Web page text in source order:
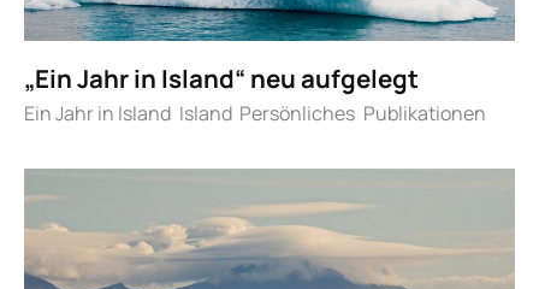
„Ein Jahr in Island“ neu aufgelegt
Ein Jahr in Island Island Persönliches Publikationen